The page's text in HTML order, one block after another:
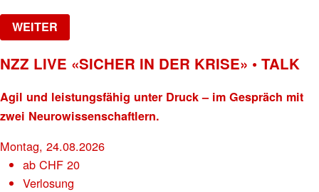
WEITER
NZZ LIVE «SICHER IN DER KRISE» • TALK
Agil und leistungsfähig unter Druck – im Gespräch mit
zwei Neurowissenschaftlern.
Montag, 24.08.2026
abCHF 20
Verlosung